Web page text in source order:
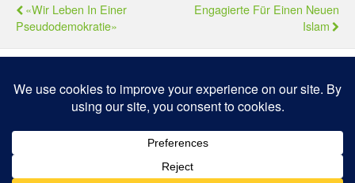
«Wir Leben In Einer
Pseudodemokratie»
Engagierte Für Einen Neuen
Islam
Zum Seitenanfang
Mobil Desktop